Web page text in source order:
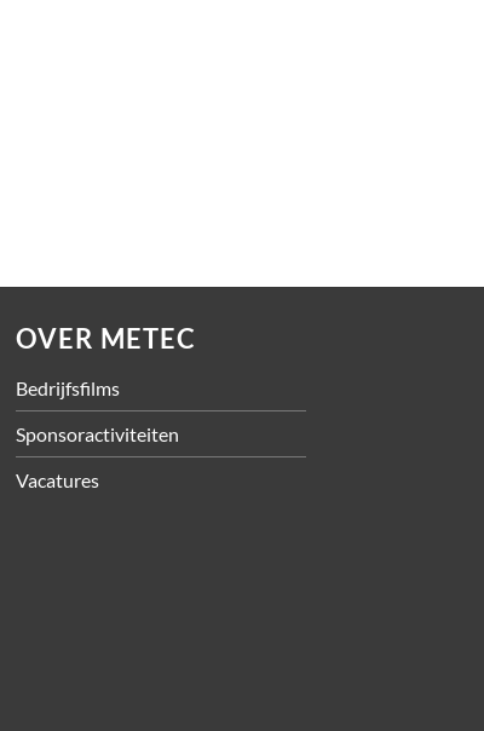
OVER METEC
Bedrijfsfilms
Sponsoractiviteiten
Vacatures